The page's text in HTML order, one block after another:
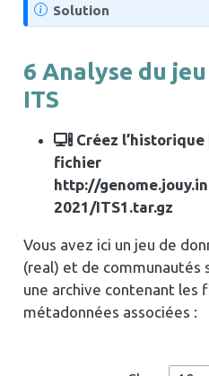
N
o
e
Solution
6 Analyse du
ITS
Créez l’historique
fichier
http://
2021/ITS1.tar.gz
Vous avez ici un jeu de
(real) et de communautés
une archive contenant les
métadonnées associées :